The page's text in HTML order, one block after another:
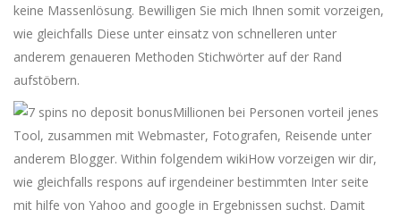
keine Massenlösung. Bewilligen Sie mich Ihnen somit vorzeigen,
wie gleichfalls Diese unter einsatz von schnelleren unter
anderem genaueren Methoden Stichwörter auf der Rand
aufstöbern.
Millionen bei Personen vorteil jenes
Tool, zusammen mit Webmaster, Fotografen, Reisende unter
anderem Blogger. Within folgendem wikiHow vorzeigen wir dir,
wie gleichfalls respons auf irgendeiner bestimmten Inter seite
mit hilfe von Yahoo and google in Ergebnissen suchst. Damit